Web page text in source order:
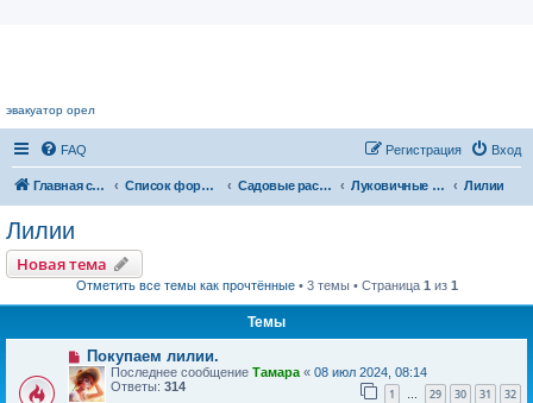
эвакуатор орел
FAQ Вход
Регистрация
Главная страница Список форумов Садовые растения Луковичные растения Лилии
Лилии
Новая тема
Отметить все темы как прочтённые• 3 темы • Страница 1 из 1
Темы
Покупаем лилии.
Последнее сообщение Тамара « 08 июл 2024, 08:14
Ответы: 314 1 … 29 30 31 32